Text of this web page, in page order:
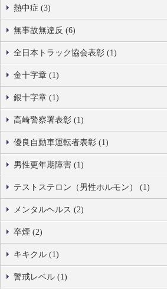
熱中症 (3)
無事故無違反 (6)
全日本トラック協会表彰 (1)
金十字章 (1)
銀十字章 (1)
高崎警察署表彰 (1)
優良自動車運転者表彰 (1)
男性更年期障害 (1)
テストステロン（男性ホルモン） (1)
メンタルヘルス (2)
卒煙 (2)
キキクル (1)
警戒レベル (1)